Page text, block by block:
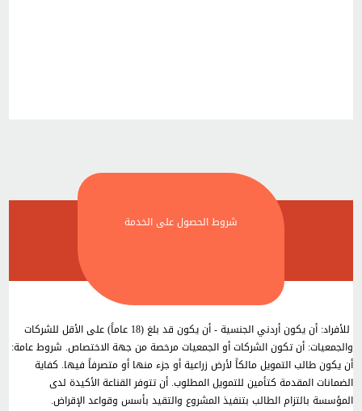
شروط الحصول على الخدمة
للأفراد: أن يكون أردني الجنسية - أن يكون قد بلغ (18 عاماً) على الأقل للشركات
والجمعيات: أن تكون الشركات أو الجمعيات مرخصة من جهة الاختصاص. شروط عامة:
أن يكون طالب التمويل مالكاً لأرض زراعية أو جزء منها أو متصرفاً فيها. كفاية
الضمانات المقدمة كتأمين للتمويل المطلوب. أن تتوفر القناعة الأكيدة لدى
المؤسسة بالتزام الطالب بتنفيذ المشروع والتقيد بأسس وقواعد الإقراض.